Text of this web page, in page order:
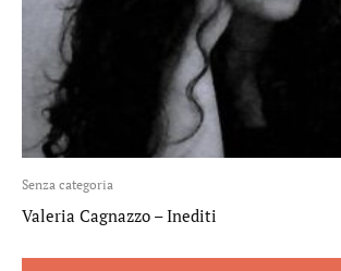
Senza categoria
Valeria Cagnazzo – Inediti